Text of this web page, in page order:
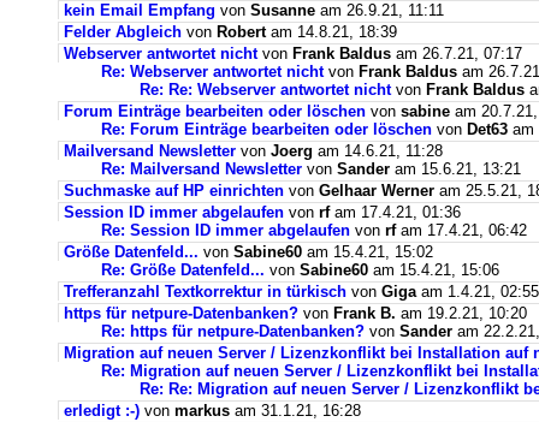
kein Email Empfang von Susanne am 26.9.21, 11:11
Felder Abgleich von Robertam 14.8.21, 18:39
Webserver antwortet nichtvon Frank Baldus am 26.7.21, 07:17
Re: Webserver antwortet nichtvon Frank Baldus am
Re: Re: Webserver antwortet nichtvon Frank Baldus
Forum Einträge bearbeiten oder löschen von sabine am
Re: Forum Einträge bearbeiten oder löschen von Det63 am
Mailversand Newsletter von Joerg am 14.6.21, 11:28
Re: Mailversand Newsletter von Sander am 15.6.21, 13:21
Suchmaske auf HP einrichten von Gelhaar Werner am 25.5.21,
Session ID immer abgelaufen von rfam 17.4.21, 01:36
Re: Session ID immer abgelaufen von rfam 17.4.21, 06:42
Größe Datenfeld... von Sabine60 am 15.4.21, 15:02
Re: Größe Datenfeld... von Sabine60 am 15.4.21, 15:06
Trefferanzahl Textkorrektur in türkisch von Gigaam 1.4.21, 02:55
https für netpure-Datenbanken? von Frank B. am 19.2.21, 10:20
Re: https für netpure-Datenbanken? von Sander am
Migration auf neuen Server / Lizenzkonflikt bei Installation auf
Re: Migration auf neuen Server / Lizenzkonflikt bei
Re: Re: Migration auf neuen Server / Lizenzkonflikt
erledigt :-) von markus am 31.1.21, 16:28